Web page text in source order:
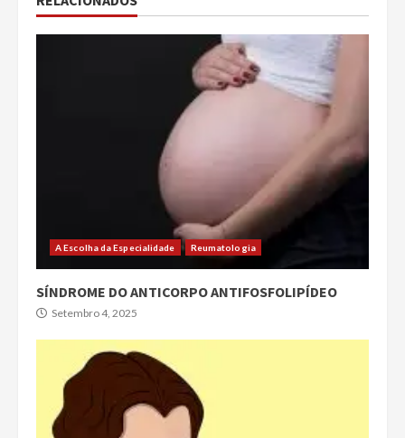
A Escolha da Especialidade Reumatologia
SÍNDROME DO ANTICORPO ANTIFOSFOLIPÍDEO
Setembro 4, 2025